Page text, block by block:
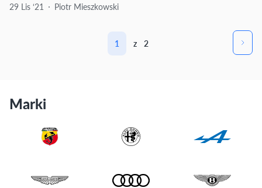
29 Lis ‘21
Piotr Mieszkowski
1 z 2
Marki